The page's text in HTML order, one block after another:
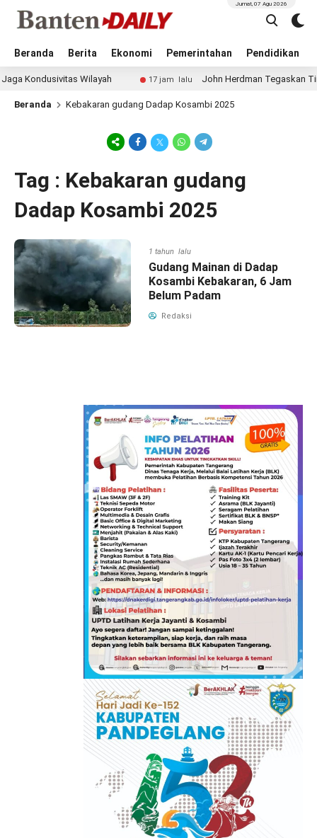
Beranda Berita Ekonomi Pemerintahan Pendidikan
Jumat, 07 Agu 2026
Kondusivitas Wilayah 17 jam lalu John Herdman Tegaskan
Beranda Kebakaran gudang Dadap Kosambi 2025
Tag : Kebakaran gudang
Dadap Kosambi 2025
1 tahun lalu
Gudang Mainan di Dadap
Kosambi Kebakaran, 6 Jam
Belum Padam
Redaksi